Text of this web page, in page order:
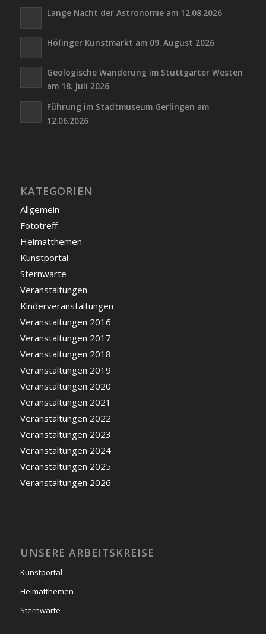
Lange Nacht der Astronomie am 12.08.2026
Höfinger Kunstmarkt am 09. August 2026
Geologische Wanderung im Stuttgarter Westen
am 18. Juli 2026
Führung im Stadtmuseum Gerlingen am
12.06.2026
KATEGORIEN
Allgemein
Fototreff
Heimatthemen
Kunstportal
Sternwarte
Veranstaltungen
Kinderveranstaltungen
Veranstaltungen 2016
Veranstaltungen 2017
Veranstaltungen 2018
Veranstaltungen 2019
Veranstaltungen 2020
Veranstaltungen 2021
Veranstaltungen 2022
Veranstaltungen 2023
Veranstaltungen 2024
Veranstaltungen 2025
Veranstaltungen 2026
UNSERE ARBEITSKREISE
Kunstportal
Heimatthemen
Sternwarte